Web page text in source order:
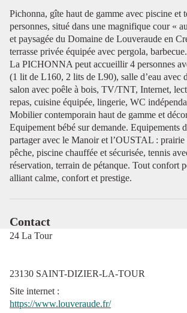
Voir l'image
Pichonna, gîte haut de gamme avec piscine et
personnes, situé dans une magnifique cour «
et paysagée du Domaine de Louveraude en
terrasse privée équipée avec pergola,
La PICHONNA peut accueillir 4 personnes
(1 lit de L160, 2 lits de L90), salle d’eau avec
salon avec poêle à bois, TV/TNT, Internet,
repas, cuisine équipée, lingerie, WC
Mobilier contemporain haut de gamme et
Equipement bébé sur demande. Equipements
partager avec le Manoir et l’OUSTAL : prairie
pêche, piscine chauffée et sécurisée, tennis
réservation, terrain de pétanque. Tout confort
alliant calme, confort et prestige.
Contact
24 La Tour
23130 SAINT-DIZIER-LA-TOUR
Site internet :
https://www.louveraude.fr/